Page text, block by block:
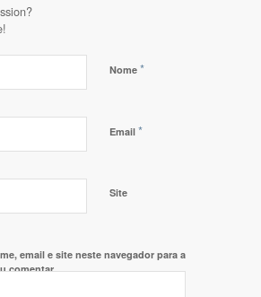
Nome *
Email *
Site
email e site neste navegador para a
comentar.